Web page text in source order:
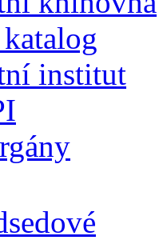
institut